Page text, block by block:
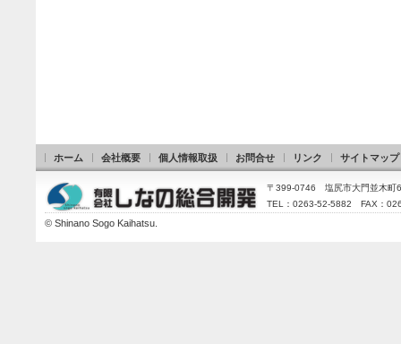
ホーム 会社概要 個人情報取扱 お問合せ リンク サイトマップ
〒399-0746 塩尻市大門並木町
TEL：0263-52-5882 FAX：
© Shinano Sogo Kaihatsu